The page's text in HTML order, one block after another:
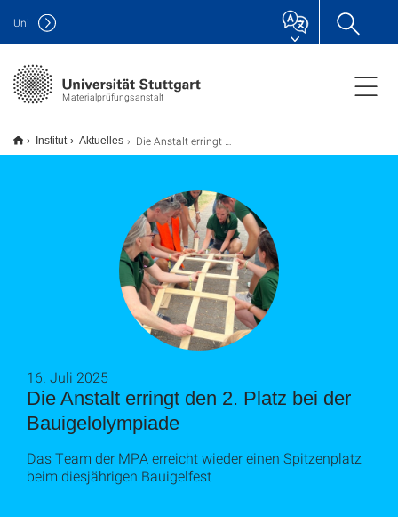
Materialprüfungsanstalt
Uni
Institut Aktuelles Die Anstalt erringt den 2. Platz bei der Bauigelolympiade
Die Anstalt erringt den 2. Platz bei der
Bauigelolympiade
16. Juli 2025
Das Team der MPA erreicht wieder einen Spitzenplatz
beim diesjährigen Bauigelfest